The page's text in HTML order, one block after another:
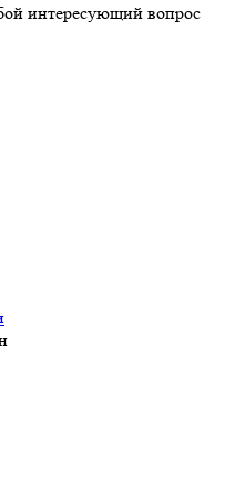
интересующий вопрос